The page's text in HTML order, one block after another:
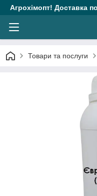
Агрохімопт! Доставка
Товари та послуги